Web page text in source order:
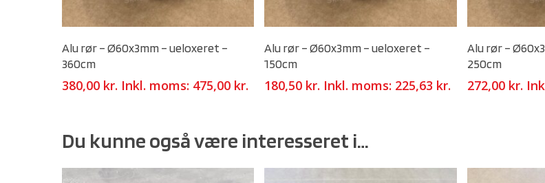
Alu rør – Ø60x3mm – ueloxeret –
360cm
380,00 kr. Inkl. moms: 475,00 kr.
Alu rør – Ø60x3mm – ueloxeret –
150cm
180,50 kr. Inkl. moms: 225,63 kr.
Alu rør –
250cm
272,00 kr.
Du kunne også være interesseret i…